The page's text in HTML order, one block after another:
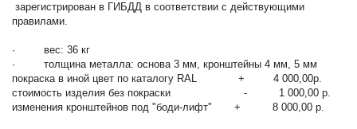
зарегистрирован в ГИБДД в соответствии с действующими
правилами.
· вес: 36 кг
· толщина металла: основа 3 мм, кронштейны 4 мм, 5 мм
покраска в иной цвет по каталогу RAL + 4 000,00р.
стоимость изделия без покраски - 1 000,00 р.
изменения кронштейнов под "боди-лифт" + 8 000,00 р.